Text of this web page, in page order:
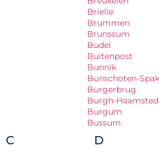
Brielle
Brummen
Brunssum
Budel
Buitenpost
Bunnik
Bunschoten-
Burgerbrug
Burgh-
Burgum
Bussum
C D